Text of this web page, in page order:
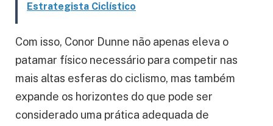
Estrategista Ciclístico
Com isso, Conor Dunne não apenas eleva o
patamar físico necessário para competir nas
mais altas esferas do ciclismo, mas também
expande os horizontes do que pode ser
considerado uma prática adequada de